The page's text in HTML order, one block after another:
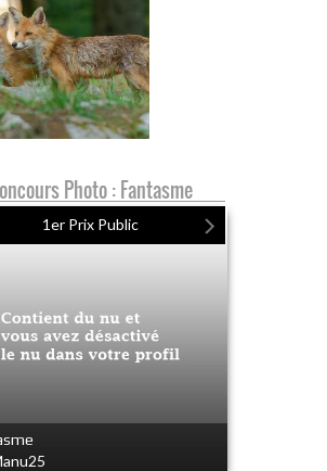
Photo : Fantasme
1er Prix Public